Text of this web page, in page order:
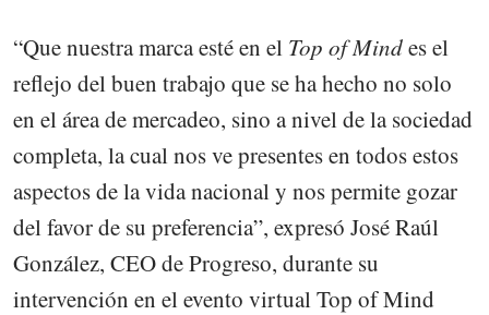
“Que nuestra marca esté en el Top of Mindes el
reflejo del buen trabajo que se ha hecho no solo
en el área de mercadeo, sino a nivel de la sociedad
completa, la cual nos ve presentes en todos estos
aspectos de la vida nacional y nos permite gozar
del favor de su preferencia”, expresó José Raúl
González, CEO de Progreso, durante su
intervención en el evento virtual Top of Mind